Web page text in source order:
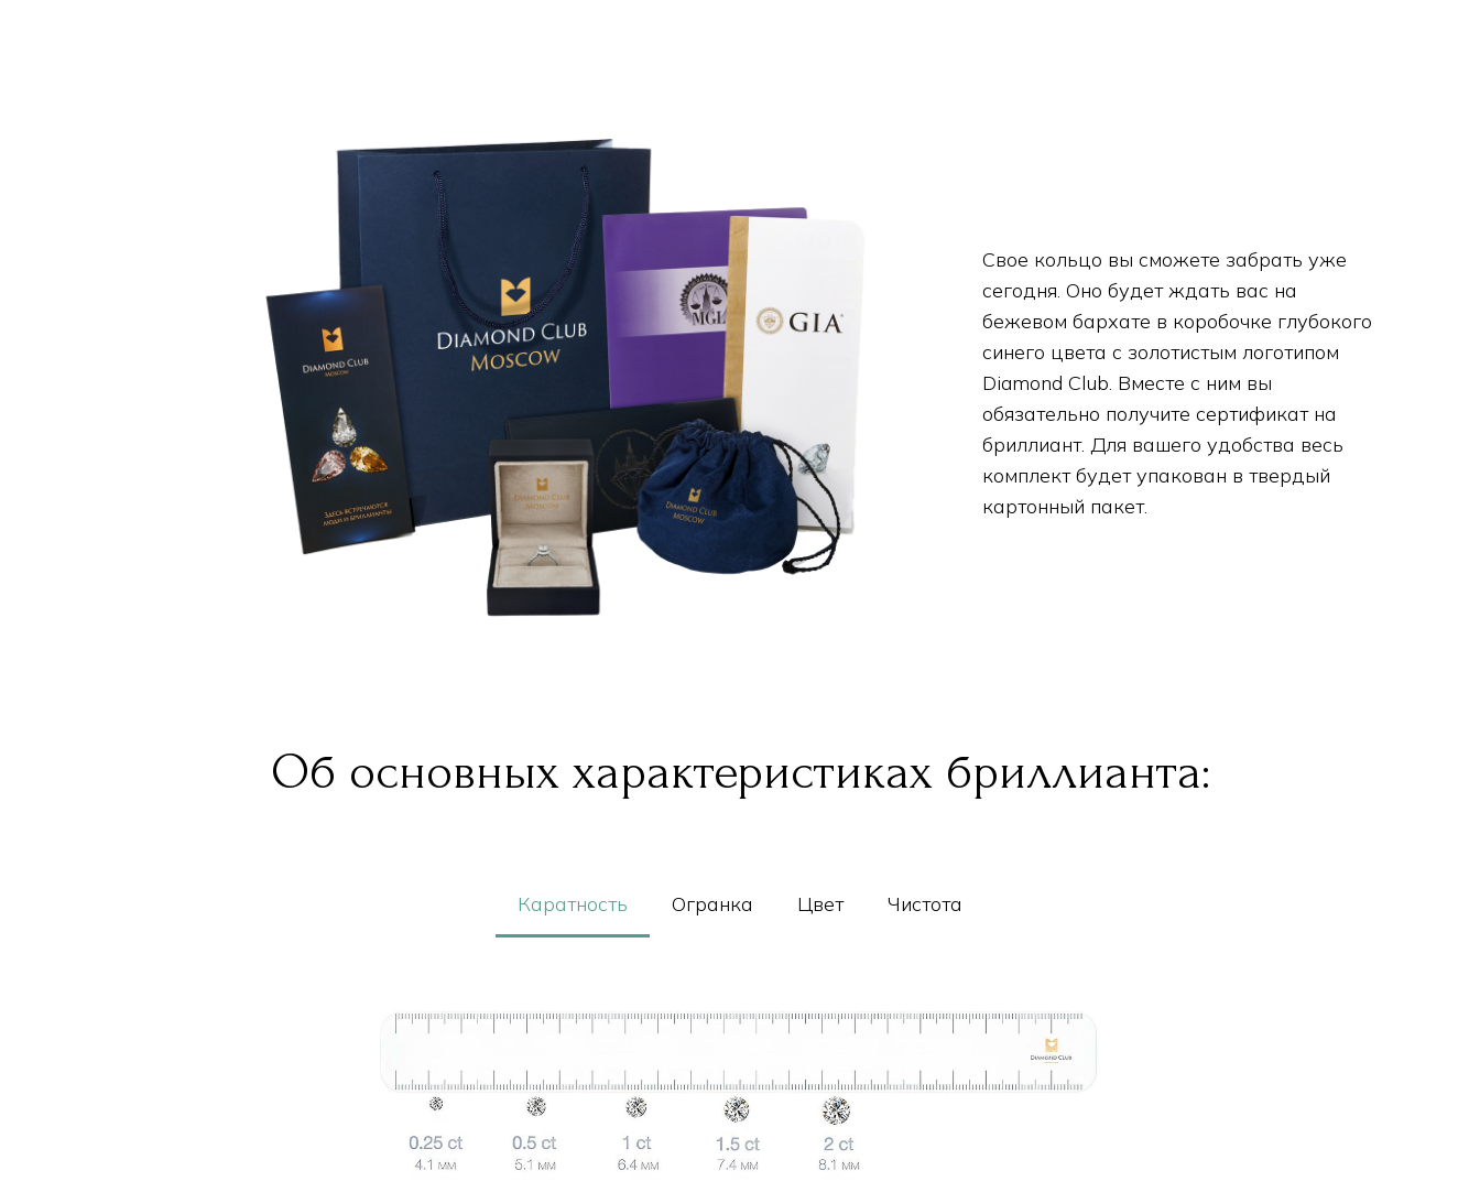
Свое кольцо вы сможете забрать уже
сегодня. Оно будет ждать вас на
бежевом бархате в коробочке глубокого
синего цвета с золотистым логотипом
Diamond Club. Вместе с ним вы
обязательно получите сертификат на
бриллиант. Для вашего удобства весь
комплект будет упакован в твердый
картонный пакет.
Об основных характеристиках бриллианта:
Каратность Огранка Цвет Чистота